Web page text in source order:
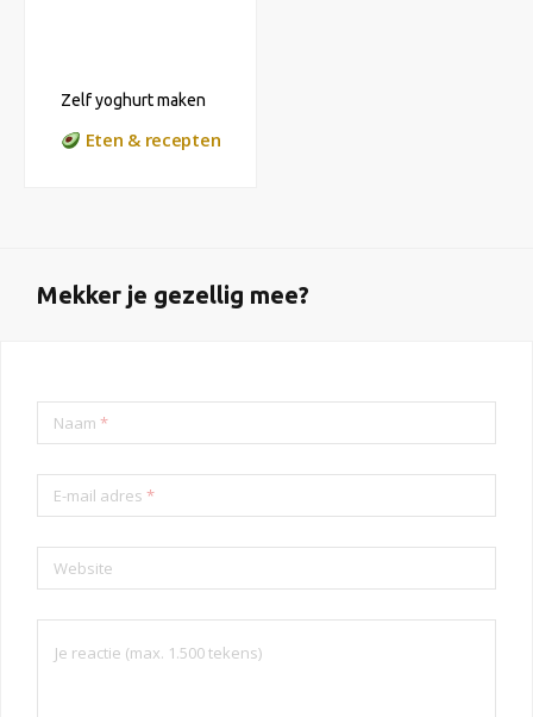
Zelf yoghurt maken
Eten & recepten
Mekker je gezellig mee?
Naam *
E-mail adres *
Website